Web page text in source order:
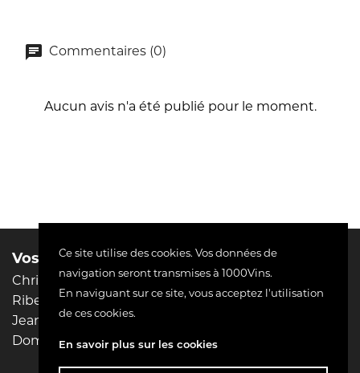
Commentaires (0)
Aucun avis n'a été publié pour le moment.
Vos domaines préférés :
Christophe Pacalet
Riberach
Jean-Philippe Padié
Domaine Pierre MENARD
Liens utiles
Mentions légales
Conditions d'utilisation
Paiement sécurisé
Ce site utilise des cookies. Vos données de
navigation seront transmises à 1000Vins.
En naviguant sur ce site, vous acceptez l'utilisation
de ces cookies.
En savoir plus sur les cookies